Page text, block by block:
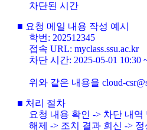
차단된 시간
■ 요청 메일 내용 작성 예시
학번: 202512345
접속 URL: myclass.ssu.ac.kr
차단 시간: 2025-05-01 10:30
위와 같은 내용을 cloud-
■ 처리 절차
요청 내용 확인 -> 차단 내
해제 -> 조치 결과 회신 ->